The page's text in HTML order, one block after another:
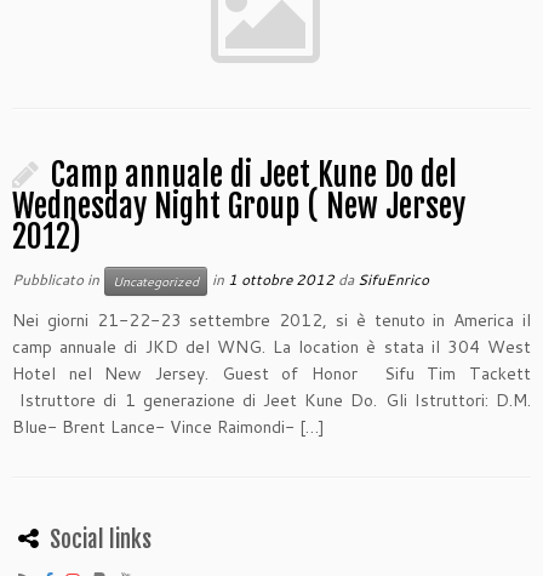
Camp annuale di Jeet Kune Do del
Wednesday Night Group ( New Jersey
2012)
Pubblicato in Uncategorized in 1 ottobre 2012 daSifuEnrico
Nei giorni 21-22-23 settembre 2012, si è tenuto in America il
camp annuale di JKD del WNG. La location è stata il 304 West
Hotel nel New Jersey. Guest of Honor Sifu Tim Tackett
Istruttore di 1 generazione di Jeet Kune Do. Gli Istruttori: D.M.
Blue- Brent Lance- Vince Raimondi- […]
Social links